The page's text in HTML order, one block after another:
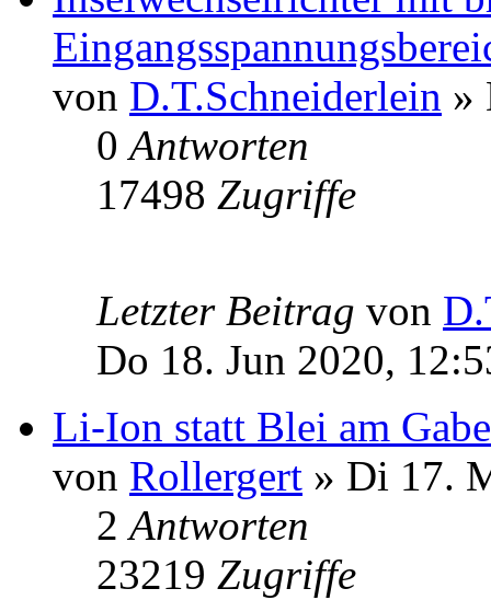
von D.T.Schneiderlein »
0Antworten
17498 Zugriffe
Letzter Beitrag von
Do 18. Jun 2020,
Li-Ion statt Blei am
von Rollergert » Di 17.
2Antworten
23219 Zugriffe